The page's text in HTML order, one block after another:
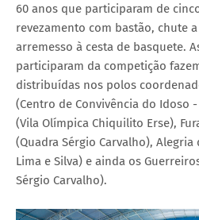
60 anos que participaram de
revezamento com bastão, chute
arremesso à cesta de basquete.
participaram da competição
distribuídas nos polos
(Centro de Convivência do Idoso -
(Vila Olímpica Chiquilito Erse),
(Quadra Sérgio Carvalho),
Lima e Silva) e ainda os
Sérgio Carvalho).